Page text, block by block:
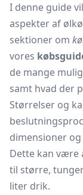
I denne guide
aspekter af
sektioner om
vores
de mange
samt hvad der
Størrelser og
dimensioner
Dette kan
til større,
liter drik.